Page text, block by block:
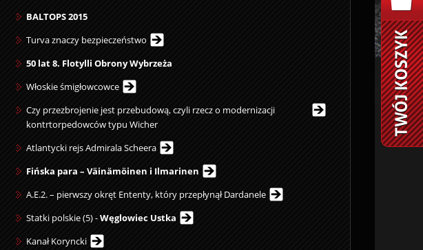
BALTOPS 2015
Turva znaczy bezpieczeństwo
50 lat 8. Flotylli Obrony Wybrzeża
Włoskie śmigłowcowce
Czy przezbrojenie jest przebudową, czyli rzecz o modernizacji
kontrtorpedowców typu Wicher
Atlantycki rejs Admirala Scheera
Fińska para – Väinämöinen i Ilmarinen
A.E.2. – pierwszy okręt Ententy, który przepłynął Dardanele
Statki polskie (5) -Węglowiec Ustka
Kanał Koryncki